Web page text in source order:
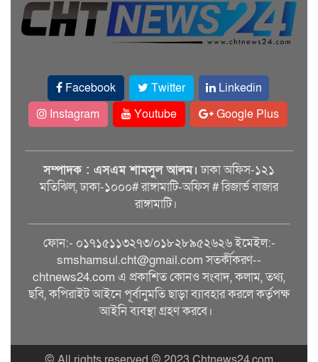
Facebook Twitter
Linkedin
Instagram
Youtube Google Plus
সম্পাদক : এসএম শামসুল আলম। ঢাকা অফিস-১২১
মতিঝিল, ঢাকা-১০০০# রাঙ্গামাটি-অফিস # রিজার্ভ বাজার
রাঙ্গামাটি।
ফোন:- ০১৭১৫১১৩২৭৩/০১৮২৮৯৫২৬২৬ ইমেইল:-
smshamsul.cht@gmail.com সতর্কীকরণ--
chtnews24.com এ প্রকাশিত কোনও সংবাদ, কলাম, তথ্য,
ছবি, কপিরাইট আইনে পূর্বানুমতি ছাড়া ব্যাবহার করলে কর্তৃপক্ষ
আইনি ব্যবস্থা গ্রহণ করবে।